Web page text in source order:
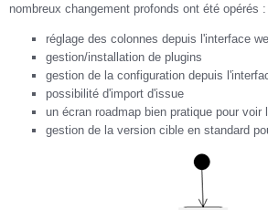
nombreux changement profonds ont été opérés :
réglage des colonnes depuis l'interface
gestion/installation de plugins
gestion de la configuration depuis
possibilité d'import d'issue
un écran roadmap bien pratique pour voir
gestion de la version cible en standard